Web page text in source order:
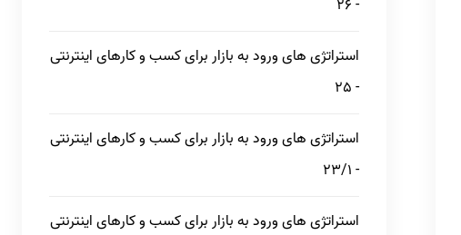
- 26
استراتژی های ورود به بازار برای کسب و کارهای اینترنتی
- 25
استراتژی های ورود به بازار برای کسب و کارهای اینترنتی
- 23/1
استراتژی های ورود به بازار برای کسب و کارهای اینترنتی